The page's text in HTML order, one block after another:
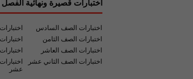
اختبارات قصيرة ونهائية الفصل
اختبارات الصف السادس
اختبارات الصف الثامن
اختبارات الصف العاشر
عشر
اختبارات الصف الثاني عشر